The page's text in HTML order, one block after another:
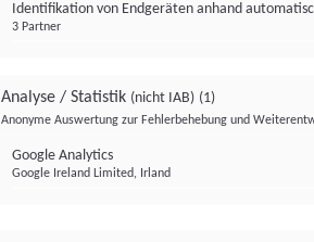
Identifikation von Endgeräten anhand
3 Partner
Analyse / Statistik (nicht IAB) (1)
Anonyme Auswertung zur Fehlerbehebung und
Google Analytics
Google Ireland Limited, Irland